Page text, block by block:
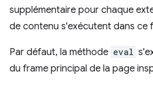
supplémentaire pour chaque
de contenu s'exécutent dans ce
Par défaut, la méthode eval
du frame principal de la page